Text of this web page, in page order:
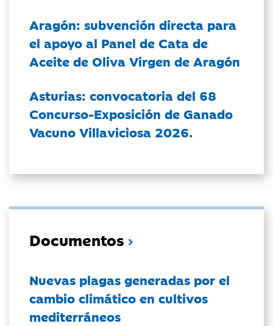
Aragón: subvención directa para
el apoyo al Panel de Cata de
Aceite de Oliva Virgen de Aragón
Asturias: convocatoria del 68
Concurso-Exposición de Ganado
Vacuno Villaviciosa 2026.
Documentos
Nuevas plagas generadas por el
cambio climático en cultivos
mediterráneos